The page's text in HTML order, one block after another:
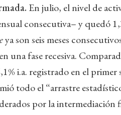
En julio, el nivel de
consecutiva– y quedó
ya son seis meses
una fase recesiva.
i.a. registrado en el
todo el “arrastre
por la intermediación